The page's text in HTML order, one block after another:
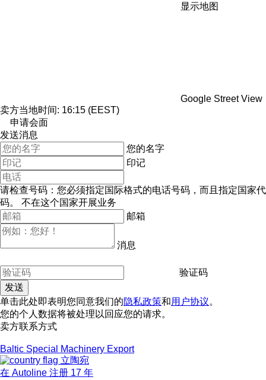
显示地图
Google Street View
卖方当地时间: 16:15 (EEST)
申请会面
发送消息
您的名字
印记
请检查号码：您必须指定国际格式的电话号码，而且指定国家代
码。
不在这个国家开展业务
邮箱
消息
验证码
单击此处即表明您同意我们的隐私政策和用户协议。
您的个人数据将被处理以回应您的请求。
卖方联系方式
Baltic Special Machinery Export
立陶宛
在 Autoline 注册 17 年